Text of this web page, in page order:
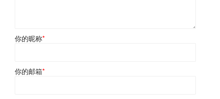
你的昵称*
你的邮箱*